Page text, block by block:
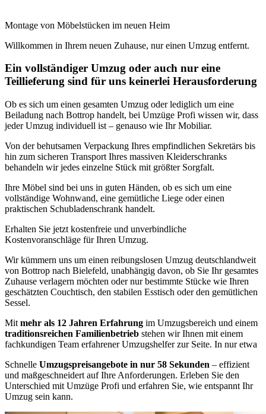
Montage von Möbelstücken im neuen Heim
Willkommen in Ihrem neuen Zuhause, nur einen Umzug entfernt.
Ein vollständiger Umzug oder auch nur eine
Teillieferung sind für uns keinerlei Herausforderung
Ob es sich um einen gesamten Umzug oder lediglich um eine
Beiladung nach Bottrop handelt, bei Umzüge Profi wissen wir, dass
jeder Umzug individuell ist – genauso wie Ihr Mobiliar.
Von der behutsamen Verpackung Ihres empfindlichen Sekretärs bis
hin zum sicheren Transport Ihres massiven Kleiderschranks
behandeln wir jedes einzelne Stück mit größter Sorgfalt.
Ihre Möbel sind bei uns in guten Händen, ob es sich um eine
vollständige Wohnwand, eine gemütliche Liege oder einen
praktischen Schubladenschrank handelt.
Erhalten Sie jetzt kostenfreie und unverbindliche
Kostenvoranschläge für Ihren Umzug.
Wir kümmern uns um einen reibungslosen Umzug deutschlandweit
von Bottrop nach Bielefeld, unabhängig davon, ob Sie Ihr gesamtes
Zuhause verlagern möchten oder nur bestimmte Stücke wie Ihren
geschätzten Couchtisch, den stabilen Esstisch oder den gemütlichen
Sessel.
Mit mehr als 12 Jahren Erfahrung im Umzugsbereich und einem
traditionsreichen Familienbetrieb stehen wir Ihnen mit einem
fachkundigen Team erfahrener Umzugshelfer zur Seite. In nur etwa
Schnelle Umzugspreisangebote in nur 58 Sekunden – effizient
und maßgeschneidert auf Ihre Anforderungen. Erleben Sie den
Unterschied mit Umzüge Profi und erfahren Sie, wie entspannt Ihr
Umzug sein kann.